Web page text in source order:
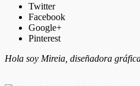
Twitter
Facebook
Google+
Pinterest
Hola soy Mireia, diseñadora